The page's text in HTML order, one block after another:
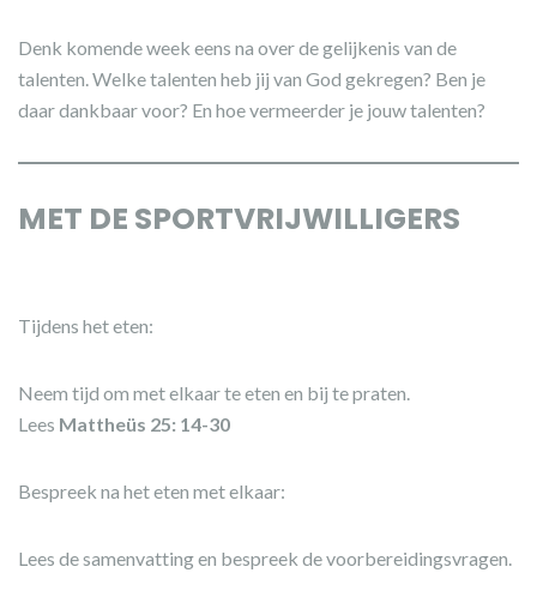
Denk komende week eens na over de gelijkenis van de
talenten. Welke talenten heb jij van God gekregen? Ben je
daar dankbaar voor? En hoe vermeerder je jouw talenten?
MET DE SPORTVRIJWILLIGERS
Tijdens het eten:
Neem tijd om met elkaar te eten en bij te praten.
Lees Mattheüs 25: 14-30
Bespreek na het eten met elkaar:
Lees de samenvatting en bespreek de voorbereidingsvragen.